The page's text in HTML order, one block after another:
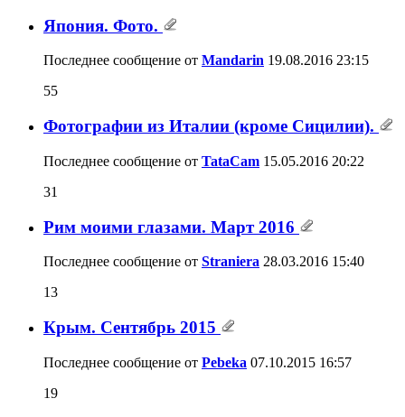
Япония. Фото.
Последнее сообщение от Mandarin 19.08.2016 23:15
55
Фотографии из Италии (кроме Cицилии).
Последнее сообщение от TataCam 15.05.2016 20:22
31
Рим моими глазами. Март 2016
Последнее сообщение от Straniera 28.03.2016 15:40
13
Крым. Сентябрь 2015
Последнее сообщение от Pebeka 07.10.2015 16:57
19